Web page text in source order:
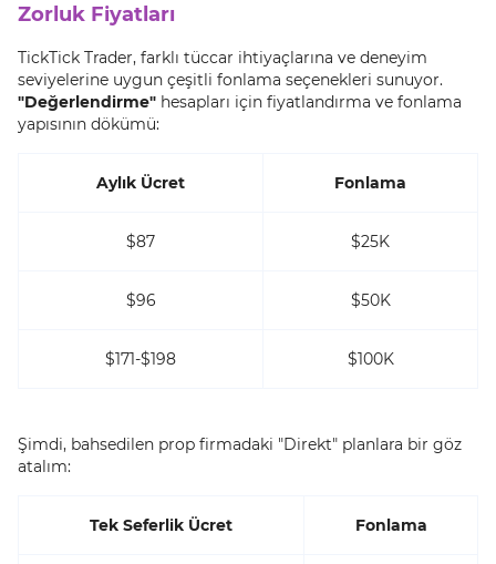
Zorluk Fiyatları
TickTick Trader, farklı tüccar ihtiyaçlarına ve deneyim
seviyelerine uygun çeşitli fonlama seçenekleri sunuyor.
"Değerlendirme" hesapları için fiyatlandırma ve fonlama
yapısının dökümü:
Aylık Ücret Fonlama
$87 $25K
$96 $50K
$171-$198 $100K
Şimdi, bahsedilen prop firmadaki "Direkt" planlara bir göz
atalım:
Tek Seferlik Ücret Fonlama